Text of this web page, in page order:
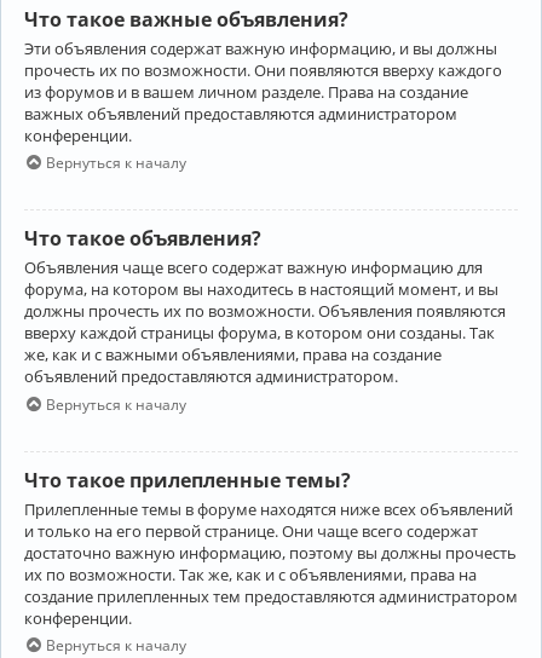
Что такое важные объявления?
Эти объявления содержат важную информацию, и вы должны
прочесть их по возможности. Они появляются вверху каждого
из форумов и в вашем личном разделе. Права на создание
важных объявлений предоставляются администратором
конференции.
Вернуться к началу
Что такое объявления?
Объявления чаще всего содержат важную информацию для
форума, на котором вы находитесь в настоящий момент, и вы
должны прочесть их по возможности. Объявления появляются
вверху каждой страницы форума, в котором они созданы. Так
же, как и с важными объявлениями, права на создание
объявлений предоставляются администратором.
Вернуться к началу
Что такое прилепленные темы?
Прилепленные темы в форуме находятся ниже всех объявлений
и только на его первой странице. Они чаще всего содержат
достаточно важную информацию, поэтому вы должны прочесть
их по возможности. Так же, как и с объявлениями, права на
создание прилепленных тем предоставляются администратором
конференции.
Вернуться к началу